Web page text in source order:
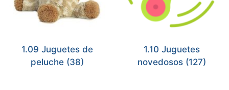
1.09 Juguetes de
peluche (38)
1.10 Juguetes
novedosos (127)